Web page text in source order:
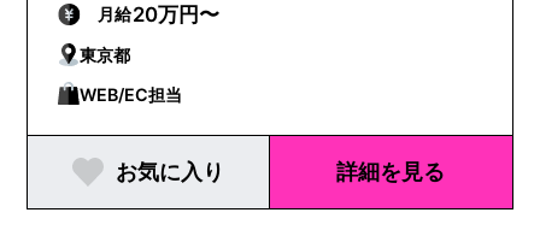
月給20万円〜
東京都
WEB/EC担当
お気に入り 詳細を見る